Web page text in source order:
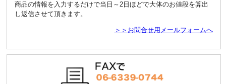
商品の情報を入力するだけで当日～2日ほどで大体のお値段を算出
し返信させて頂きます。
＞＞お問合せ用メールフォームへ